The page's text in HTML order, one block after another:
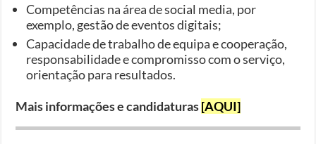
Competências na área de social media, por
exemplo, gestão de eventos digitais;
Capacidade de trabalho de equipa e cooperação,
responsabilidade e compromisso com o serviço,
orientação para resultados.
Mais informações e candidaturas[AQUI]